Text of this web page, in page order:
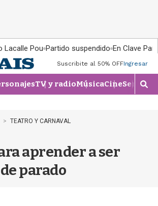
Lacalle Pou Partido suspendido En Clave País
Suscribite al 50% OFFIngresar
TV y radioMúsicaCineSeries
M
o
TEATRO Y CARNAVAL
aprender a ser
parado